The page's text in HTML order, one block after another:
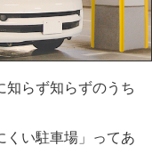
知らず知らずのうち
くい駐車場」ってあ